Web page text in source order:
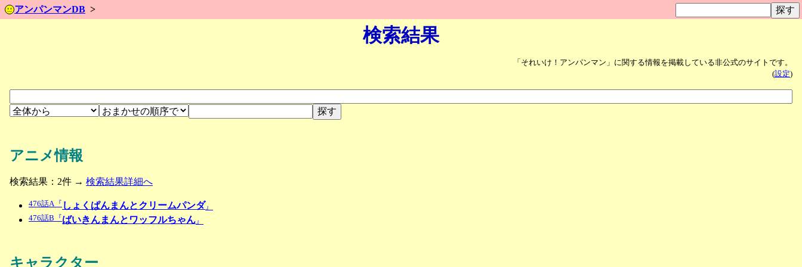
アンパンマンDB
検索結果
「それいけ！アンパンマン」に関する情報を掲載している非公式のサイトです。
(設定)
アニメ情報
検索結果：2件 → 検索結果詳細へ
476話A『 しょくぱんまんとクリームパンダ』
476話B『 ばいきんまんとワッフルちゃん』
キャラクター